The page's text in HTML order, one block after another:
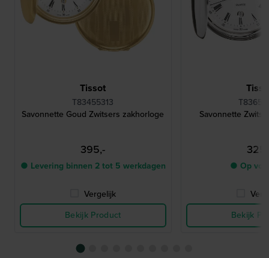
Tissot
T83455313
Savonnette Goud Zwitsers zakhorloge
395,-
● Levering binnen 2 tot 5 werkdagen
Vergelijk
Bekijk Product
Savonnette
● Op
Bekijk